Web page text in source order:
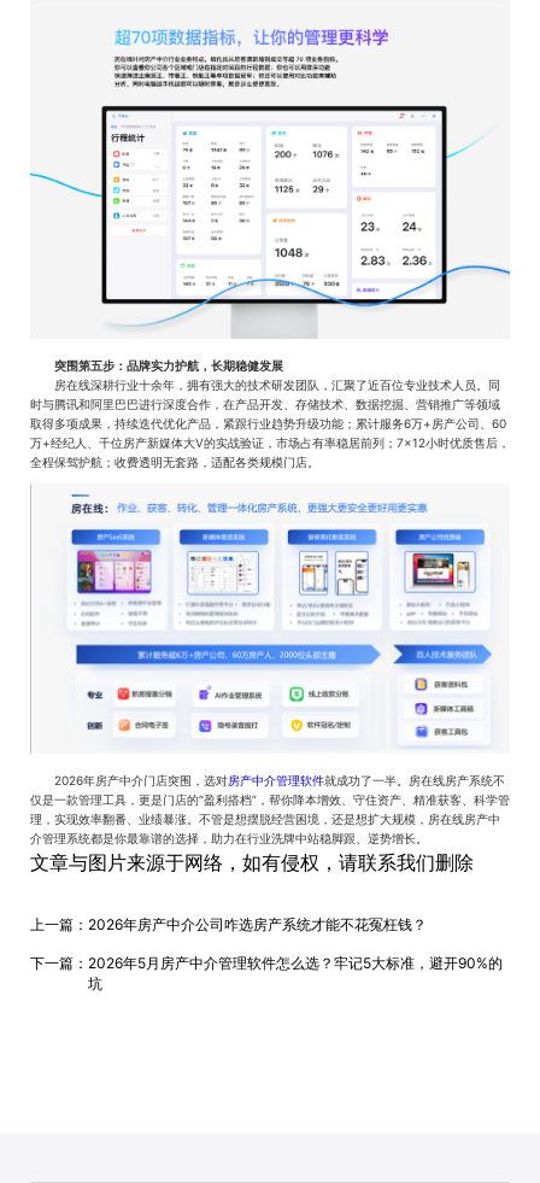
突围第五步：品牌实力护航，长期稳健发展
房在线深耕行业十余年，拥有强大的技术研发团队，汇聚了近百位专业技术人员。同
时与腾讯和阿里巴巴进行深度合作，在产品开发、存储技术、数据挖掘、营销推广等领域
取得多项成果，持续迭代优化产品，紧跟行业趋势升级功能；累计服务6万+房产公司、60
万+经纪人、千位房产新媒体大V的实战验证，市场占有率稳居前列；7×12小时优质售后，
全程保驾护航；收费透明无套路，适配各类规模门店。
2026年房产中介门店突围，选对房产中介管理软件就成功了一半。房在线房产系统不
仅是一款管理工具，更是门店的“盈利搭档”，帮你降本增效、守住资产、精准获客、科学管
理，实现效率翻番、业绩暴涨。不管是想摆脱经营困境，还是想扩大规模，房在线房产中
介管理系统都是你最靠谱的选择，助力在行业洗牌中站稳脚跟、逆势增长。
文章与图片来源于网络，如有侵权，请联系我们删除
上一篇： 2026年房产中介公司咋选房产系统才能不花冤枉钱？
下一篇： 2026年5月房产中介管理软件怎么选？牢记5大标准，避开90%的
坑